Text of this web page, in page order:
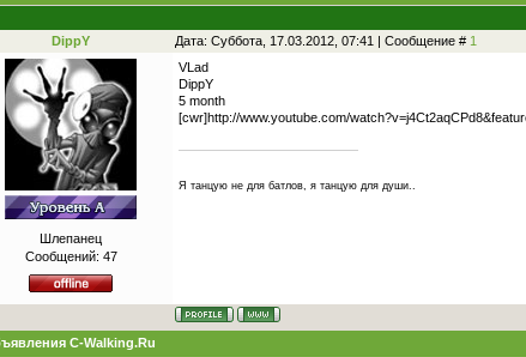
DippY Дата: Суббота, 17.03.2012, 07:41 | Сообщение # 1
Шлепанец
Сообщений: 47
VLad
DippY
5 month
[cwr]http://www.youtube.com/
Я танцую не для батлов, я танцую для души..
C-Walking.Ru